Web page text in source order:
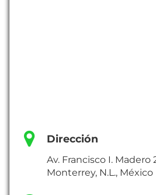
Dirección
Av. Francisco I. Madero
Monterrey, N.L., México